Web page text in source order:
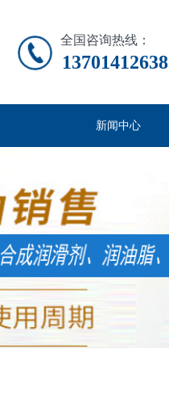
全国咨询热线：
13701412638
新闻中心